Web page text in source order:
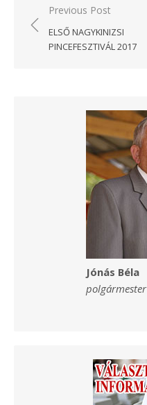
Bejegyzés
navigáció
Previous Post
ELSŐ NAGYKINIZSI
PINCEFESZTIVÁL 2017
Jónás Béla
polgármester